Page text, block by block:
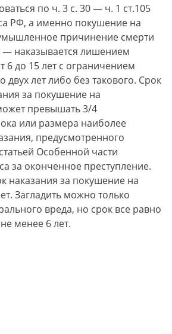
по ч. 3 с. 30 — ч. 1 ст.105
РФ, а именно покушение на
причинение смерти
— наказывается лишением
6 до 15 лет с ограничением
двух лет либо без такового. Срок
за покушение на
превышать 3/4
или размера наиболее
предусмотренного
Особенной части
за оконченное преступление.
наказания за покушение на
Загладить можно только
вреда, но срок все равно
менее 6 лет.